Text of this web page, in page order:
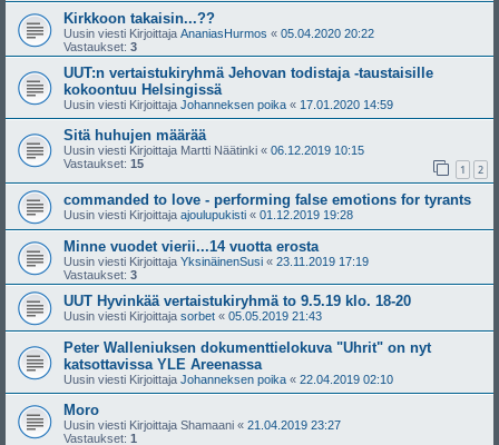
Kirkkoon takaisin...??
Uusin viesti Kirjoittaja AnaniasHurmos « 05.04.2020 20:22
Vastaukset: 3
UUT:n vertaistukiryhmä Jehovan todistaja -taustaisille
kokoontuu Helsingissä
Uusin viesti Kirjoittaja Johanneksen poika « 17.01.2020 14:59
Sitä huhujen määrää
Uusin viesti Kirjoittaja Martti Näätinki « 06.12.2019 10:15
Vastaukset: 15 1 2
commanded to love - performing false emotions for tyrants
Uusin viesti Kirjoittaja ajoulupukisti « 01.12.2019 19:28
Minne vuodet vierii...14 vuotta erosta
Uusin viesti Kirjoittaja YksinäinenSusi « 23.11.2019 17:19
Vastaukset: 3
UUT Hyvinkää vertaistukiryhmä to 9.5.19 klo. 18-20
Uusin viesti Kirjoittaja sorbet « 05.05.2019 21:43
Peter Walleniuksen dokumenttielokuva "Uhrit" on nyt
katsottavissa YLE Areenassa
Uusin viesti Kirjoittaja Johanneksen poika « 22.04.2019 02:10
Moro
Uusin viesti Kirjoittaja Shamaani « 21.04.2019 23:27
Vastaukset: 1